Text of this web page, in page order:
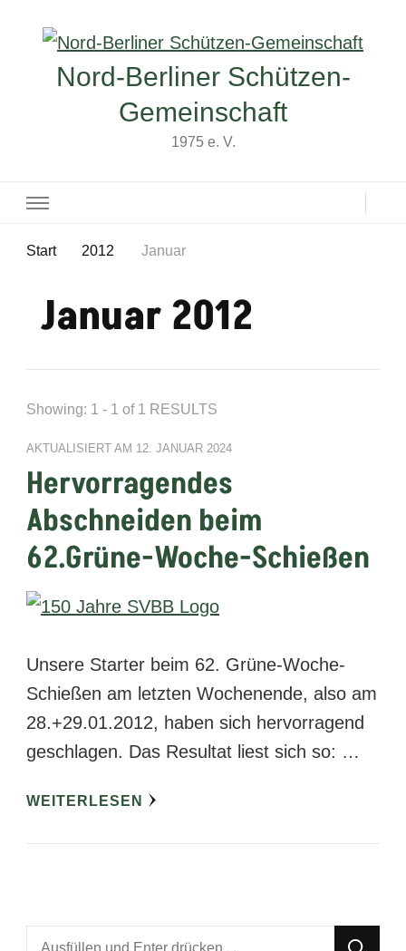
Nord-Berliner Schützen-
Gemeinschaft
1975 e. V.
Start 2012 Januar
Januar 2012
Showing: 1 - 1 of 1 RESULTS
AKTUALISIERT AM 12. JANUAR 2024
Hervorragendes
Abschneiden beim
62.Grüne-Woche-Schießen
Unsere Starter beim 62. Grüne-Woche-
Schießen am letzten Wochenende, also am
28.+29.01.2012, haben sich hervorragend
geschlagen. Das Resultat liest sich so: …
WEITERLESEN
Suchst